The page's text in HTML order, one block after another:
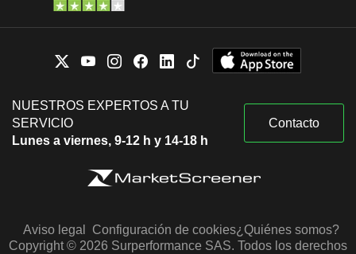
NUESTROS EXPERTOS A TU
SERVICIO
Lunes a viernes, 9-12 h y 14-18 h
Contacto
Aviso legal Configuración de cookies¿Quiénes somos?
Copyright © 2026 Surperformance SAS. Todos los derechos